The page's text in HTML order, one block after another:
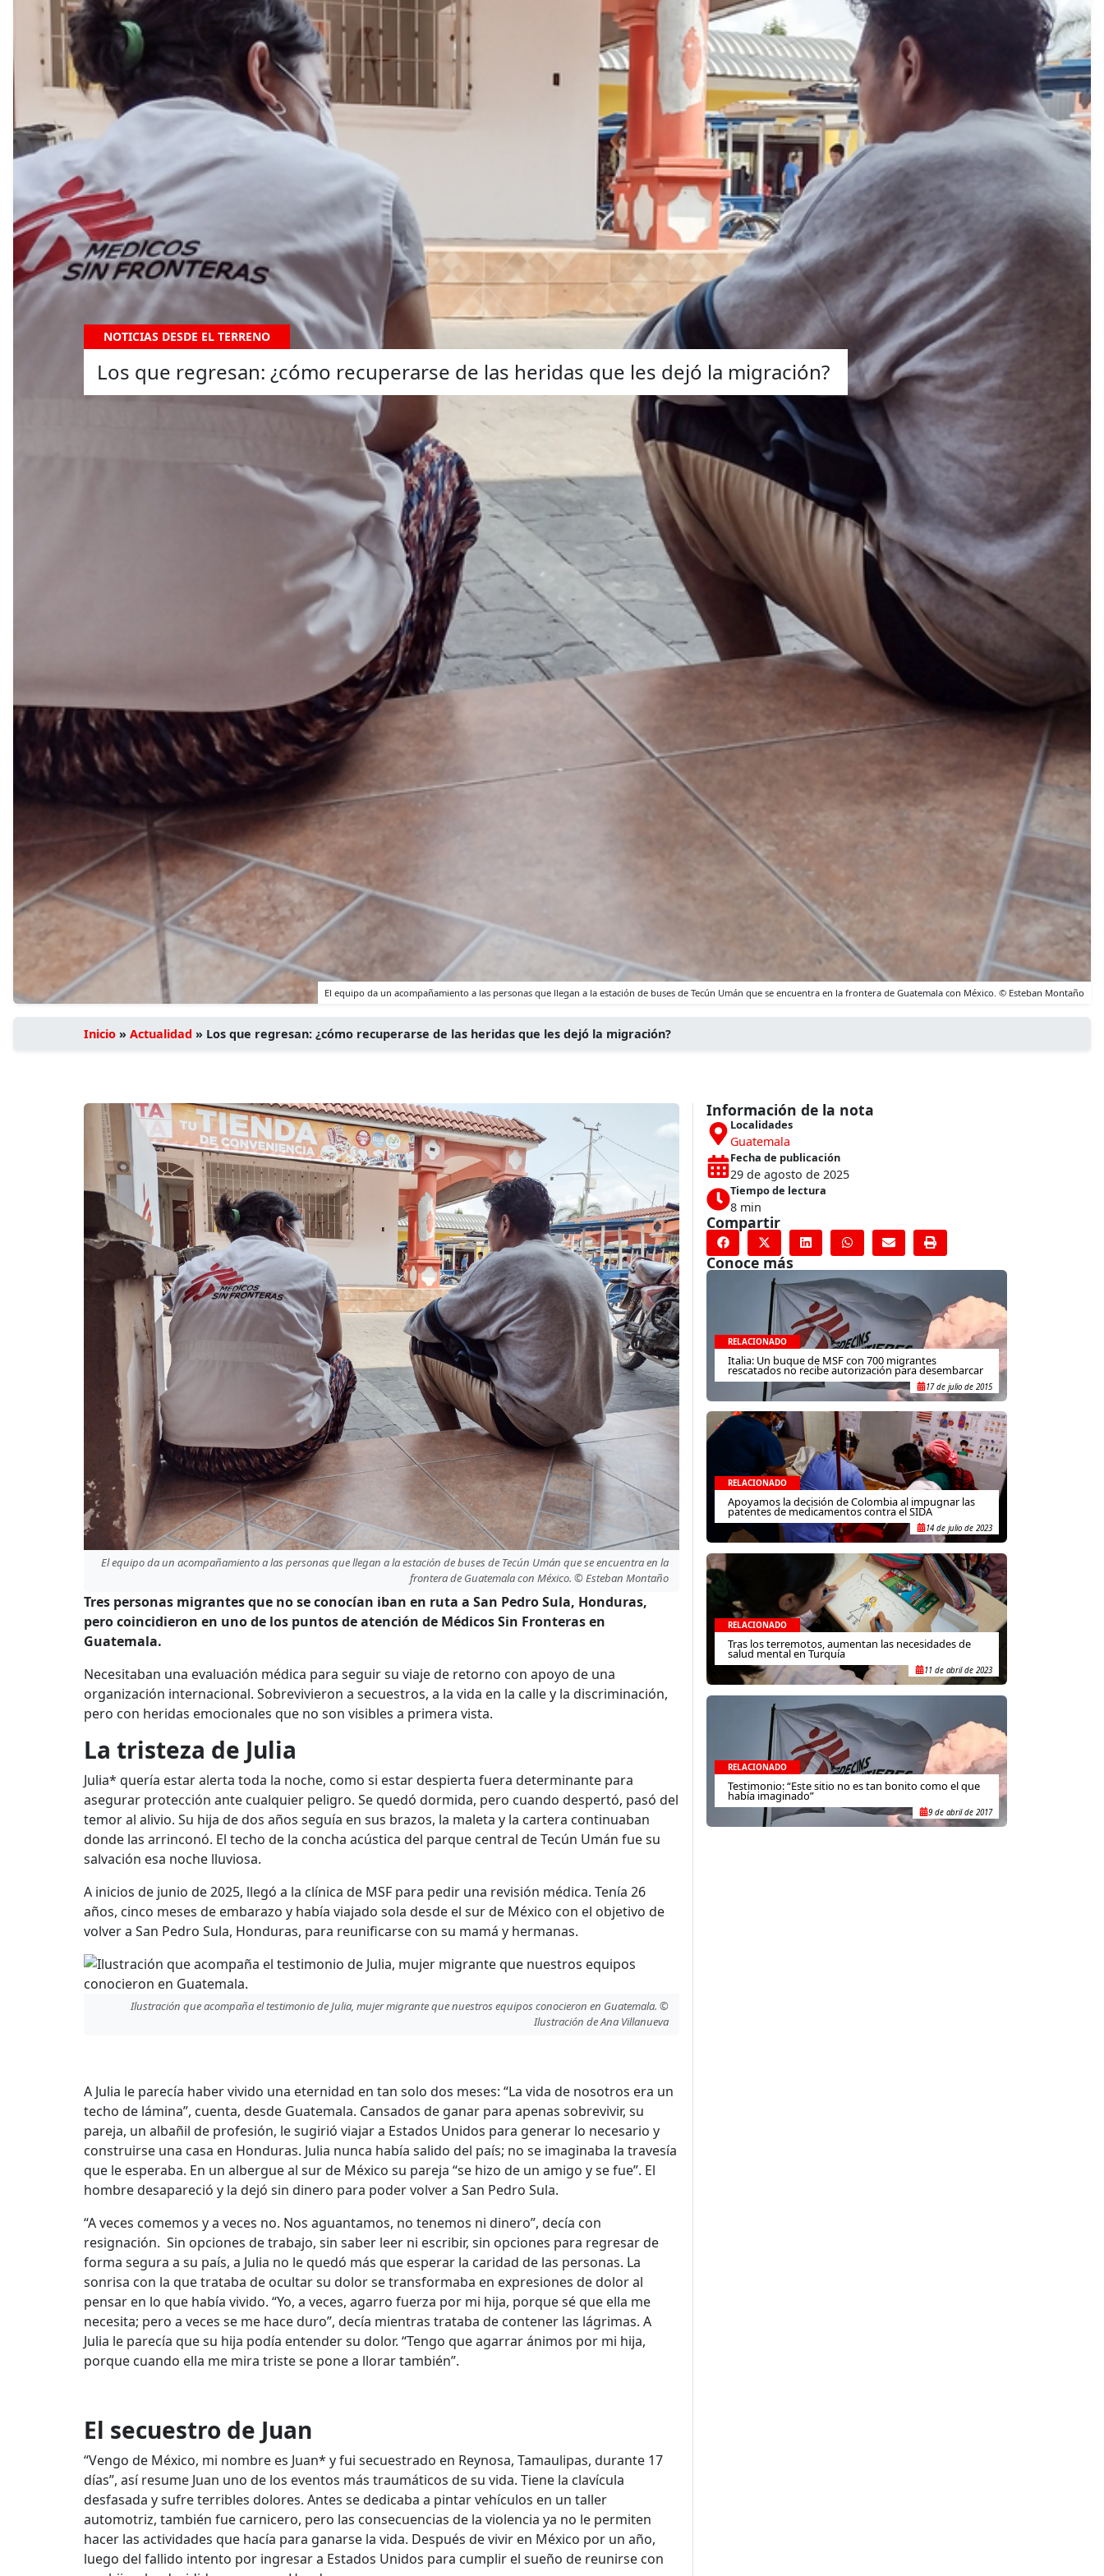
NOTICIAS DESDE EL TERRENO
Los que regresan: ¿cómo recuperarse de las heridas que les dejó la migración?
El equipo da un acompañamiento a las personas que llegan a la estación de buses de Tecún Umán que se encuentra en la frontera de Guatemala con México. © Esteban Montaño
Inicio » Actualidad » Los que regresan: ¿cómo recuperarse de las heridas que les dejó la migración?
El equipo da un acompañamiento a las personas que llegan a la estación de buses de Tecún Umán que se encuentra en la
frontera de Guatemala con México. © Esteban Montaño
Tres personas migrantes que no se conocían iban en ruta a San Pedro Sula, Honduras,
pero coincidieron en uno de los puntos de atención de Médicos Sin Fronteras en
Guatemala.
Necesitaban una evaluación médica para seguir su viaje de retorno con apoyo de una
organización internacional. Sobrevivieron a secuestros, a la vida en la calle y la discriminación,
pero con heridas emocionales que no son visibles a primera vista.
La tristeza de Julia
Julia* quería estar alerta toda la noche, como si estar despierta fuera determinante para
asegurar protección ante cualquier peligro. Se quedó dormida, pero cuando despertó, pasó del
temor al alivio. Su hija de dos años seguía en sus brazos, la maleta y la cartera continuaban
donde las arrinconó. El techo de la concha acústica del parque central de Tecún Umán fue su
salvación esa noche lluviosa.
A inicios de junio de 2025, llegó a la clínica de MSF para pedir una revisión médica. Tenía 26
años, cinco meses de embarazo y había viajado sola desde el sur de México con el objetivo de
volver a San Pedro Sula, Honduras, para reunificarse con su mamá y hermanas.
Ilustración que acompaña el testimonio de Julia, mujer migrante que nuestros equipos conocieron en Guatemala. ©
Ilustración de Ana Villanueva
A Julia le parecía haber vivido una eternidad en tan solo dos meses: “La vida de nosotros era un
techo de lámina”, cuenta, desde Guatemala. Cansados de ganar para apenas sobrevivir, su
pareja, un albañil de profesión, le sugirió viajar a Estados Unidos para generar lo necesario y
construirse una casa en Honduras. Julia nunca había salido del país; no se imaginaba la travesía
que le esperaba. En un albergue al sur de México su pareja “se hizo de un amigo y se fue”. El
hombre desapareció y la dejó sin dinero para poder volver a San Pedro Sula.
“A veces comemos y a veces no. Nos aguantamos, no tenemos ni dinero”, decía con
resignación. Sin opciones de trabajo, sin saber leer ni escribir, sin opciones para regresar de
forma segura a su país, a Julia no le quedó más que esperar la caridad de las personas. La
sonrisa con la que trataba de ocultar su dolor se transformaba en expresiones de dolor al
pensar en lo que había vivido. “Yo, a veces, agarro fuerza por mi hija, porque sé que ella me
necesita; pero a veces se me hace duro”, decía mientras trataba de contener las lágrimas. A
Julia le parecía que su hija podía entender su dolor. “Tengo que agarrar ánimos por mi hija,
porque cuando ella me mira triste se pone a llorar también”.
El secuestro de Juan
“Vengo de México, mi nombre es Juan* y fui secuestrado en Reynosa, Tamaulipas, durante 17
días”, así resume Juan uno de los eventos más traumáticos de su vida. Tiene la clavícula
desfasada y sufre terribles dolores. Antes se dedicaba a pintar vehículos en un taller
automotriz, también fue carnicero, pero las consecuencias de la violencia ya no le permiten
hacer las actividades que hacía para ganarse la vida. Después de vivir en México por un año,
luego del fallido intento por ingresar a Estados Unidos para cumplir el sueño de reunirse con
Información de la nota
Localidades
Guatemala
Fecha de publicación
29 de agosto de 2025
Tiempo de lectura
8 min
Compartir
Conoce más
RELACIONADO
Italia: Un buque de MSF con 700 migrantes
rescatados no recibe autorización para desembarcar
17 de julio de 2015
RELACIONADO
Apoyamos la decisión de Colombia al impugnar las
patentes de medicamentos contra el SIDA
14 de julio de 2023
RELACIONADO
Tras los terremotos, aumentan las necesidades de
salud mental en Turquía
11 de abril de 2023
RELACIONADO
Testimonio: “Este sitio no es tan bonito como el que
había imaginado”
9 de abril de 2017